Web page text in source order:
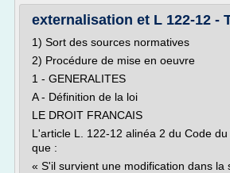
externalisation et L 122-12 -
1) Sort des sources normatives
2) Procédure de mise en oeuvre
1 - GENERALITES
A - Définition de la loi
LE DROIT FRANCAIS
L'article L. 122-12 alinéa 2 du Code
que :
« S'il survient une modification dans la